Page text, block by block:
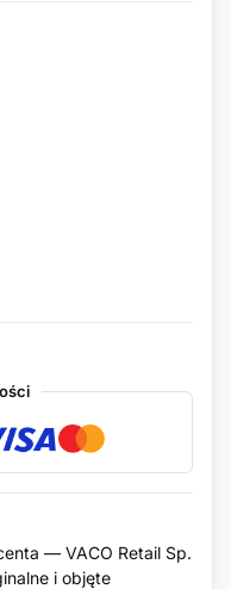
— VACO Retail Sp.
i objęte